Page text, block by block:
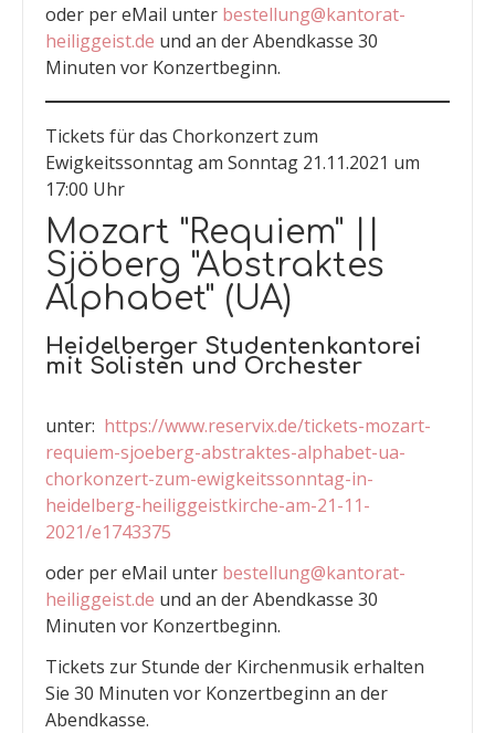
oder per eMail unter bestellung@kantorat-
heiliggeist.de und an der Abendkasse 30
Minuten vor Konzertbeginn.
Tickets für das Chorkonzert zum
Ewigkeitssonntag am Sonntag 21.11.2021 um
17:00 Uhr
Mozart "Requiem" ||
Sjöberg "Abstraktes
Alphabet" (UA)
Heidelberger Studentenkantorei
mit Solisten und Orchester
unter: https://www.reservix.de/tickets-mozart-
requiem-sjoeberg-abstraktes-alphabet-ua-
chorkonzert-zum-ewigkeitssonntag-in-
heidelberg-heiliggeistkirche-am-21-11-
2021/e1743375
oder per eMail unter bestellung@kantorat-
heiliggeist.de und an der Abendkasse 30
Minuten vor Konzertbeginn.
Tickets zur Stunde der Kirchenmusik erhalten
Sie 30 Minuten vor Konzertbeginn an der
Abendkasse.